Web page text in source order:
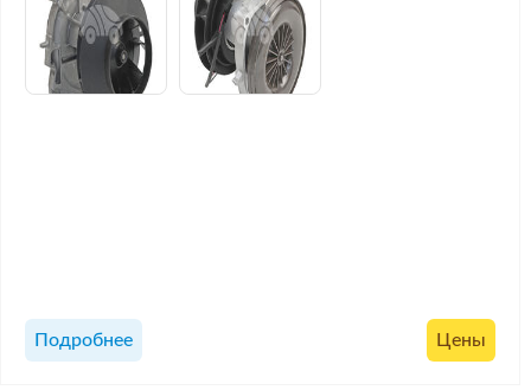
Подробнее Цены